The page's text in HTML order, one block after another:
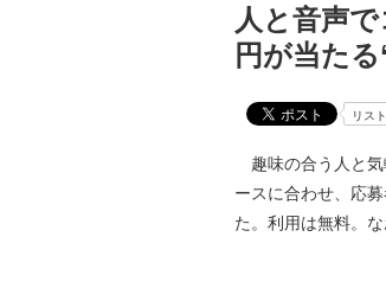
人と音声
円が当た
リスト
趣味の合う人と気
ースに合わせ、応
た。利用は無料。